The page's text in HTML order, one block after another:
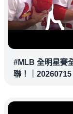
#MLB 全明星賽
聯！｜20260715